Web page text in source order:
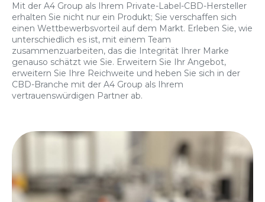
Mit der A4 Group als Ihrem Private-Label-CBD-Hersteller
erhalten Sie nicht nur ein Produkt; Sie verschaffen sich
einen Wettbewerbsvorteil auf dem Markt. Erleben Sie, wie
unterschiedlich es ist, mit einem Team
zusammenzuarbeiten, das die Integrität Ihrer Marke
genauso schätzt wie Sie. Erweitern Sie Ihr Angebot,
erweitern Sie Ihre Reichweite und heben Sie sich in der
CBD-Branche mit der A4 Group als Ihrem
vertrauenswürdigen Partner ab.